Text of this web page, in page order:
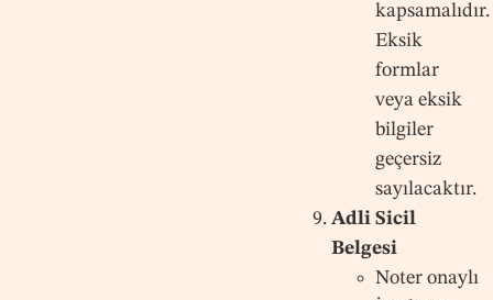
kapsamalıdır.
Eksik
formlar
veya eksik
bilgiler
geçersiz
sayılacaktır.
Adli Sicil
Belgesi
Noter onaylı